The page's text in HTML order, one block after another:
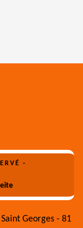
-
Georges - 81